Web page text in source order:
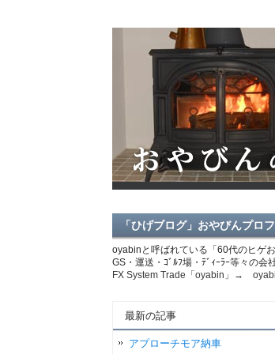
「ひげブログ」おやびんプロ
oyabinと呼ばれている「60代のヒゲお
GS・運送・ｺﾞﾙﾌ場・ﾃﾞｨｰﾗｰ等々の会
FX System Trade「oyabin」→
最新の記事
アプローチモア納車